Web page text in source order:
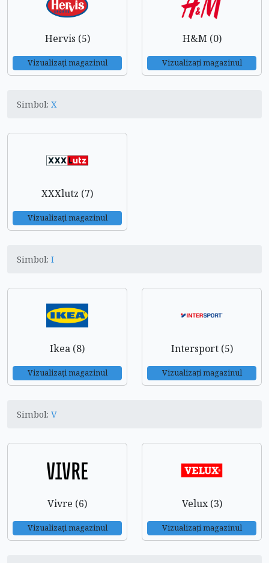
Hervis (5)
Vizualizați magazinul
H&M (0)
Vizualizați magazinul
Simbol: X
XXXlutz (7)
Vizualizați magazinul
Simbol: I
Ikea (8)
Vizualizați magazinul
Intersport (5)
Vizualizați magazinul
Simbol: V
Vivre (6)
Vizualizați magazinul
Velux (3)
Vizualizați magazinul